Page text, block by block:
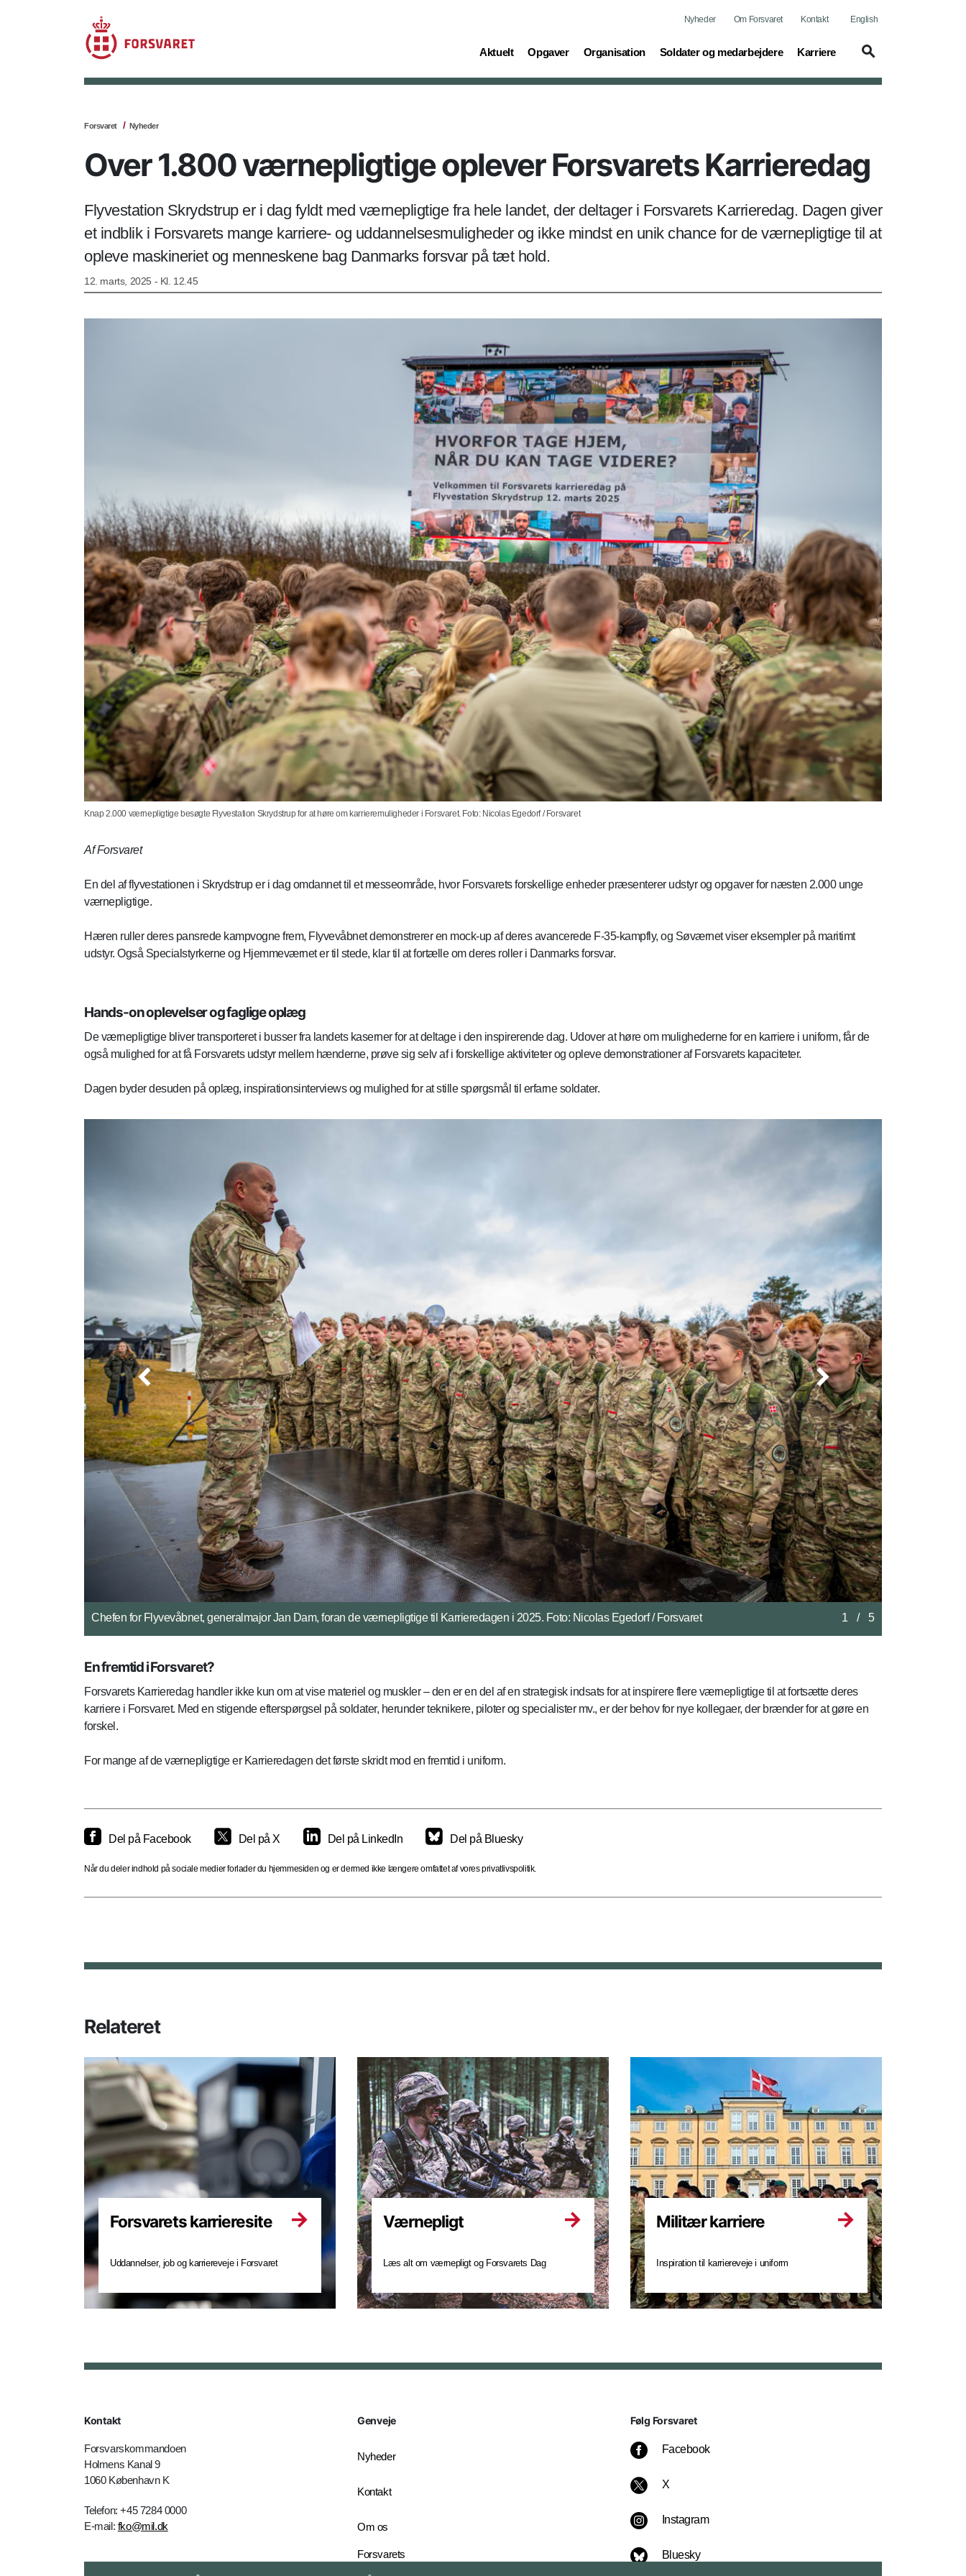
Nyheder Om Forsvaret Kontakt English
Aktuelt
(current) Opgaver
(current) Organisation
(current) Soldater og medarbejdere
(current) Karriere
(current)
Forsvaret Nyheder
Over 1.800 værnepligtige oplever Forsvarets Karrieredag
Flyvestation Skrydstrup er i dag fyldt med værnepligtige fra hele landet, der deltager i Forsvarets Karrieredag. Dagen giver
et indblik i Forsvarets mange karriere- og uddannelsesmuligheder og ikke mindst en unik chance for de værnepligtige til at
opleve maskineriet og menneskene bag Danmarks forsvar på tæt hold.
12. marts, 2025 - Kl. 12.45
Knap 2.000 værnepligtige besøgte Flyvestation Skrydstrup for at høre om karrieremuligheder i Forsvaret. Foto: Nicolas Egedorf / Forsvaret
Af Forsvaret
En del af flyvestationen i Skrydstrup er i dag omdannet til et messeområde, hvor Forsvarets forskellige enheder præsenterer udstyr og opgaver for næsten 2.000 unge
værnepligtige.
Hæren ruller deres pansrede kampvogne frem, Flyvevåbnet demonstrerer en mock-up af deres avancerede F-35-kampfly, og Søværnet viser eksempler på maritimt
udstyr. Også Specialstyrkerne og Hjemmeværnet er til stede, klar til at fortælle om deres roller i Danmarks forsvar.
Hands-on oplevelser og faglige oplæg
De værnepligtige bliver transporteret i busser fra landets kaserner for at deltage i den inspirerende dag. Udover at høre om mulighederne for en karriere i uniform, får de
også mulighed for at få Forsvarets udstyr mellem hænderne, prøve sig selv af i forskellige aktiviteter og opleve demonstrationer af Forsvarets kapaciteter.
Dagen byder desuden på oplæg, inspirationsinterviews og mulighed for at stille spørgsmål til erfarne soldater.
2 / 5
Fly-by af F-16 kampfly.
En fremtid i Forsvaret?
Forsvarets Karrieredag handler ikke kun om at vise materiel og muskler – den er en del af en strategisk indsats for at inspirere flere værnepligtige til at fortsætte deres
karriere i Forsvaret. Med en stigende efterspørgsel på soldater, herunder teknikere, piloter og specialister mv., er der behov for nye kollegaer, der brænder for at gøre en
forskel.
For mange af de værnepligtige er Karrieredagen det første skridt mod en fremtid i uniform.
Del på Facebook Del på X Del på LinkedIn Del på Bluesky
Når du deler indhold på sociale medier forlader du hjemmesiden og er dermed ikke længere omfattet af vores privatlivspolitik.
Relateret
Forsvarets karrieresite
Uddannelser, job og karriereveje i Forsvaret
Værnepligt
Læs alt om værnepligt og Forsvarets Dag
Militær karriere
Inspiration til karriereveje i uniform
Kontakt
Forsvarskommandoen
Holmens Kanal 9
1060 København K
Telefon: +45 7284 0000
E-mail: fko@mil.dk
Kontakt
Genveje
Nyheder
Kontakt
Om os
Forsvarets
Følg Forsvaret
Facebook
X
Instagram
Bluesky